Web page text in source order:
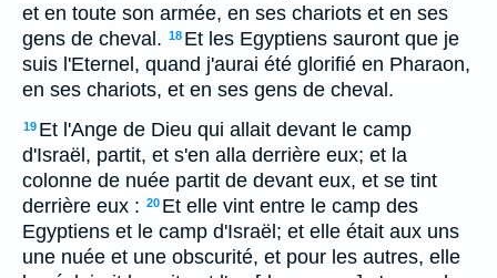
et en toute son armée, en ses chariots et en ses
gens de cheval. 18 Et les Egyptiens sauront que je
suis l'Eternel, quand j'aurai été glorifié en Pharaon,
en ses chariots, et en ses gens de cheval.
19 Et l'Ange de Dieu qui allait devant le camp
d'Israël, partit, et s'en alla derrière eux; et la
colonne de nuée partit de devant eux, et se tint
derrière eux : 20 Et elle vint entre le camp des
Egyptiens et le camp d'Israël; et elle était aux uns
une nuée et une obscurité, et pour les autres, elle